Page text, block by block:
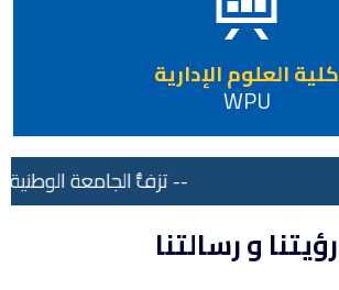
كلية العلوم الإدارية
WPU
-- تزفُّ الجامعة الوطنية
رؤيتنا و رسالتنا